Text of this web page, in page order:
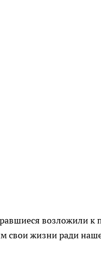
возложили к
свои жизни ради